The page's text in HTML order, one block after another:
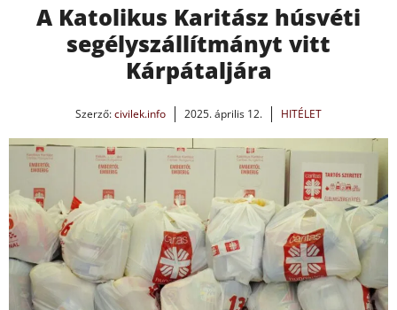
A Katolikus Karitász húsvéti
segélyszállítmányt vitt
Kárpátaljára
Szerző:civilek.info 2025. április 12. HITÉLET